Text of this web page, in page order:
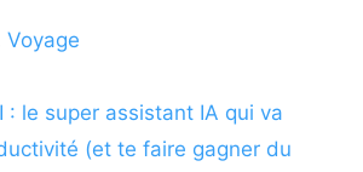
Voyage
: le super assistant IA qui va
(et te faire gagner du